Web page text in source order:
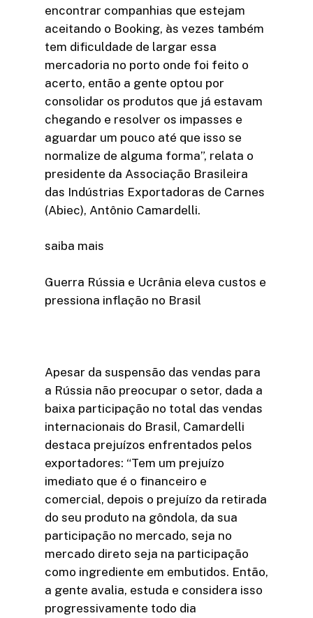
encontrar companhias que estejam
aceitando o Booking, às vezes também
tem dificuldade de largar essa
mercadoria no porto onde foi feito o
acerto, então a gente optou por
consolidar os produtos que já estavam
chegando e resolver os impasses e
aguardar um pouco até que isso se
normalize de alguma forma”, relata o
presidente da Associação Brasileira
das Indústrias Exportadoras de Carnes
(Abiec), Antônio Camardelli.
saiba mais
Guerra Rússia e Ucrânia eleva custos e
pressiona inflação no Brasil
Apesar da suspensão das vendas para
a Rússia não preocupar o setor, dada a
baixa participação no total das vendas
internacionais do Brasil, Camardelli
destaca prejuízos enfrentados pelos
exportadores: “Tem um prejuízo
imediato que é o financeiro e
comercial, depois o prejuízo da retirada
do seu produto na gôndola, da sua
participação no mercado, seja no
mercado direto seja na participação
como ingrediente em embutidos. Então,
a gente avalia, estuda e considera isso
progressivamente todo dia